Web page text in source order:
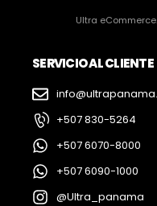
Ultra
SERVICIO AL CLIENTE
+507 830-5264
+507 6070-8000
+507 6090-1000
@Ultra_panama